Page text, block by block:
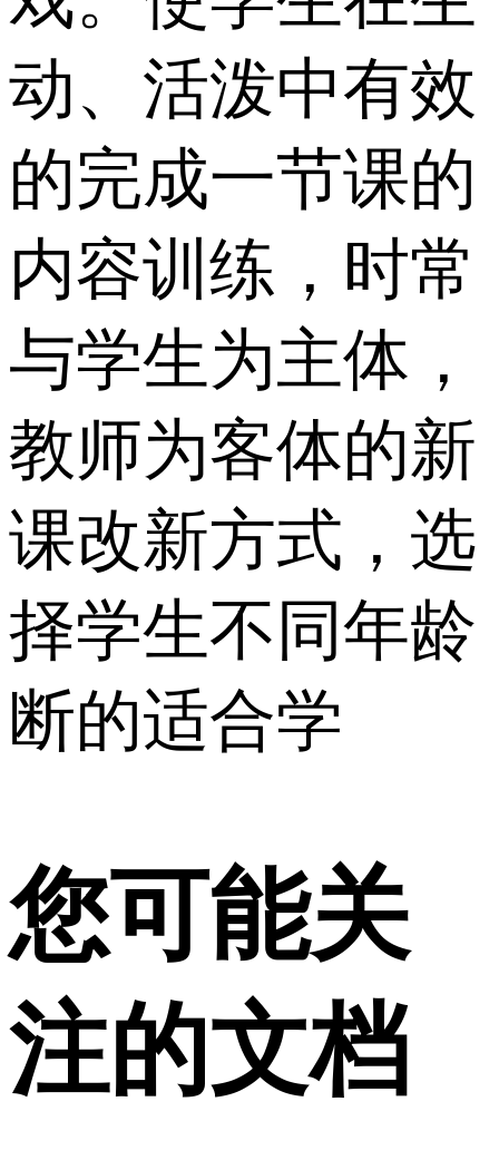
动、活泼中有效
的完成一节课的
内容训练，时常
与学生为主体，
教师为客体的新
课改新方式，选
择学生不同年龄
断的适合学
您可能关
注的文档